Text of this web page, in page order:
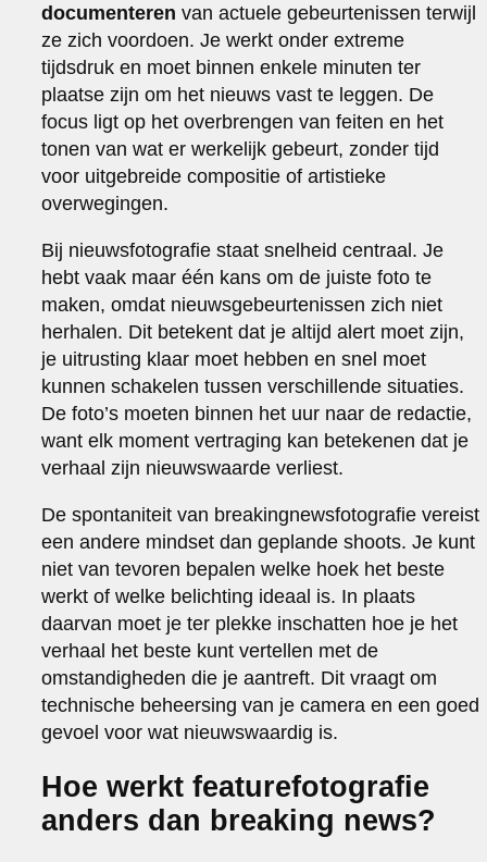
documenteren van actuele gebeurtenissen terwijl
ze zich voordoen. Je werkt onder extreme
tijdsdruk en moet binnen enkele minuten ter
plaatse zijn om het nieuws vast te leggen. De
focus ligt op het overbrengen van feiten en het
tonen van wat er werkelijk gebeurt, zonder tijd
voor uitgebreide compositie of artistieke
overwegingen.
Bij nieuwsfotografie staat snelheid centraal. Je
hebt vaak maar één kans om de juiste foto te
maken, omdat nieuwsgebeurtenissen zich niet
herhalen. Dit betekent dat je altijd alert moet zijn,
je uitrusting klaar moet hebben en snel moet
kunnen schakelen tussen verschillende situaties.
De foto’s moeten binnen het uur naar de redactie,
want elk moment vertraging kan betekenen dat je
verhaal zijn nieuwswaarde verliest.
De spontaniteit van breakingnewsfotografie vereist
een andere mindset dan geplande shoots. Je kunt
niet van tevoren bepalen welke hoek het beste
werkt of welke belichting ideaal is. In plaats
daarvan moet je ter plekke inschatten hoe je het
verhaal het beste kunt vertellen met de
omstandigheden die je aantreft. Dit vraagt om
technische beheersing van je camera en een goed
gevoel voor wat nieuwswaardig is.
Hoe werkt featurefotografie
anders dan breaking news?